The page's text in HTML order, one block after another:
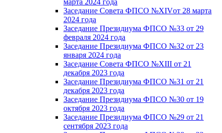
Заседание Совета ФПСО №XIVот 28 марта
2024 года
Заседание Президиума ФПСО №33 от 29
февраля 2024 года
Заседание Президиума ФПСО №32 от 23
января 2024 года
Заседание Совета ФПСО №XIII от 21
декабря 2023 года
Заседание Президиума ФПСО №31 от 21
декабря 2023 года
Заседание Президиума ФПСО №30 от 19
октября 2023 года
Заседание Президиума ФПСО №29 от 21
сентября 2023 года